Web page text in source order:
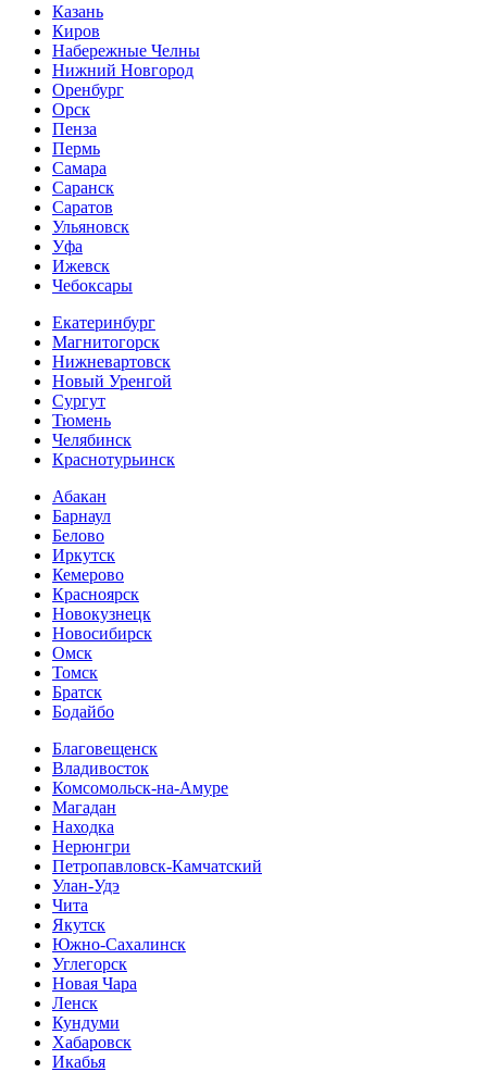
Казань
Киров
Набережные Челны
Нижний Новгород
Оренбург
Орск
Пенза
Пермь
Самара
Саранск
Саратов
Ульяновск
Уфа
Ижевск
Чебоксары
Екатеринбург
Магнитогорск
Нижневартовск
Новый Уренгой
Сургут
Тюмень
Челябинск
Краснотурьинск
Абакан
Барнаул
Белово
Иркутск
Кемерово
Красноярск
Новокузнецк
Новосибирск
Омск
Томск
Братск
Бодайбо
Благовещенск
Владивосток
Комсомольск-на-Амуре
Магадан
Находка
Нерюнгри
Петропавловск-Камчатский
Улан-Удэ
Чита
Якутск
Южно-Сахалинск
Углегорск
Новая Чара
Ленск
Кундуми
Хабаровск
Икабья